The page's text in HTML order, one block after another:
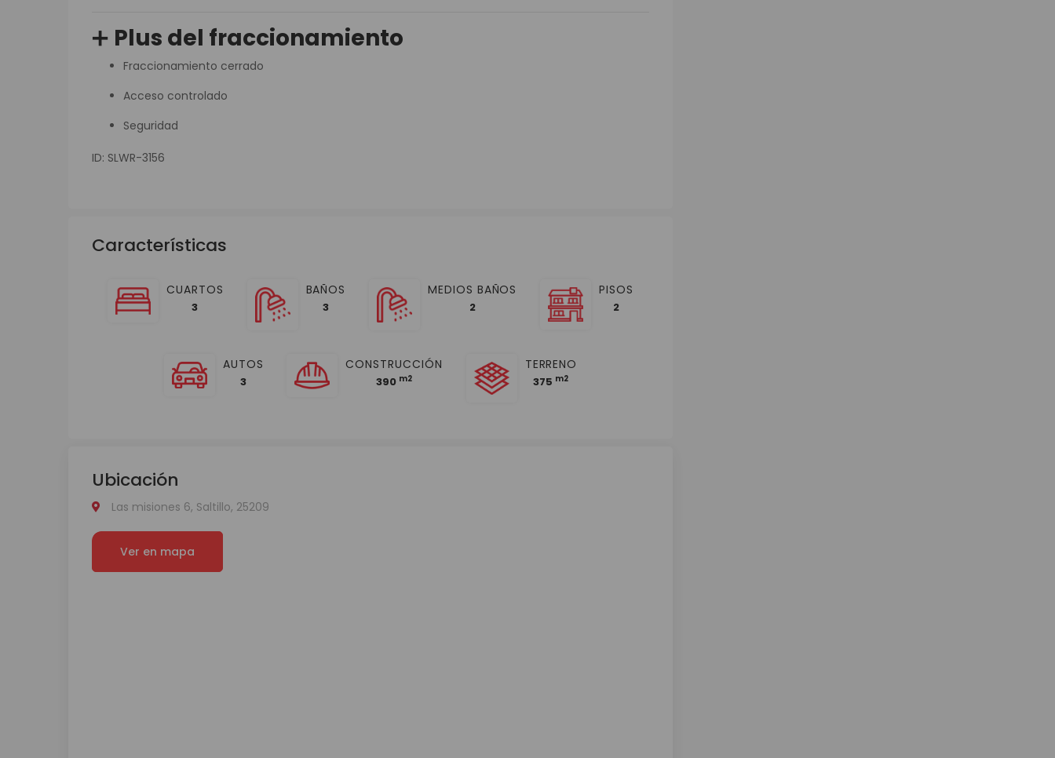
➕ Plus del fraccionamiento
Fraccionamiento cerrado
Acceso controlado
Seguridad
ID: SLWR-3156
Características
CUARTOS
3
BAÑOS
3
MEDIOS BAÑOS
2
PISOS
2
AUTOS
3
CONSTRUCCIÓN
390 m2
TERRENO
375 m2
Ubicación
Las misiones 6, Saltillo, 25209
Ver en mapa